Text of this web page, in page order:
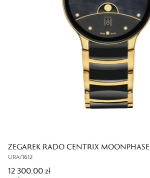
ZEGAREK RADO CENTRIX MOONPHASE
URA/1612
12 300,00 zł